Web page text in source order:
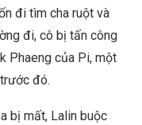
đi tìm cha ruột và
đi, cô bị tấn công
Phaeng của Pi, một
đó.
bị mất, Lalin buộc